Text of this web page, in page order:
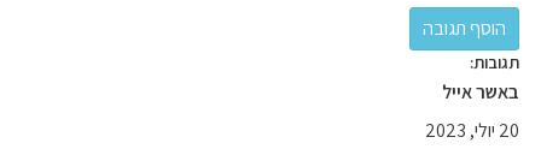
תגובות:
באשר אייל
20 יולי, 2023